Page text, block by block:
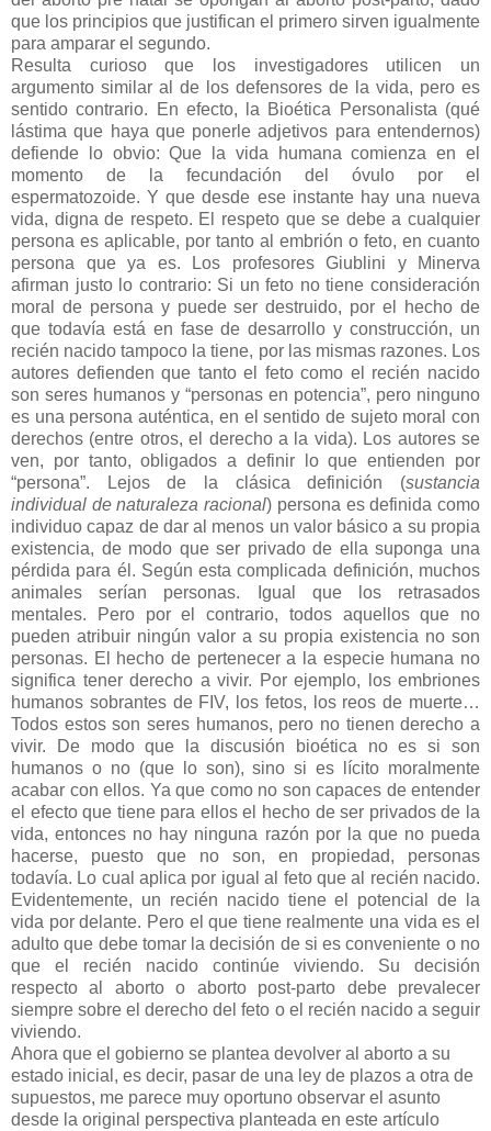
que los principios que justifican el primero sirven igualmente
para amparar el segundo.
Resulta curioso que los investigadores utilicen un
argumento similar al de los defensores de la vida, pero es
sentido contrario. En efecto, la Bioética Personalista (qué
lástima que haya que ponerle adjetivos para entendernos)
defiende lo obvio: Que la vida humana comienza en el
momento de la fecundación del óvulo por el
espermatozoide. Y que desde ese instante hay una nueva
vida, digna de respeto. El respeto que se debe a cualquier
persona es aplicable, por tanto al embrión o feto, en cuanto
persona que ya es. Los profesores Giublini y Minerva
afirman justo lo contrario: Si un feto no tiene consideración
moral de persona y puede ser destruido, por el hecho de
que todavía está en fase de desarrollo y construcción, un
recién nacido tampoco la tiene, por las mismas razones. Los
autores defienden que tanto el feto como el recién nacido
son seres humanos y “personas en potencia”, pero ninguno
es una persona auténtica, en el sentido de sujeto moral con
derechos (entre otros, el derecho a la vida). Los autores se
ven, por tanto, obligados a definir lo que entienden por
“persona”. Lejos de la clásica definición (sustancia
individual de naturaleza racional) persona es definida como
individuo capaz de dar al menos un valor básico a su propia
existencia, de modo que ser privado de ella suponga una
pérdida para él. Según esta complicada definición, muchos
animales serían personas. Igual que los retrasados
mentales. Pero por el contrario, todos aquellos que no
pueden atribuir ningún valor a su propia existencia no son
personas. El hecho de pertenecer a la especie humana no
significa tener derecho a vivir. Por ejemplo, los embriones
humanos sobrantes de FIV, los fetos, los reos de muerte…
Todos estos son seres humanos, pero no tienen derecho a
vivir. De modo que la discusión bioética no es si son
humanos o no (que lo son), sino si es lícito moralmente
acabar con ellos. Ya que como no son capaces de entender
el efecto que tiene para ellos el hecho de ser privados de la
vida, entonces no hay ninguna razón por la que no pueda
hacerse, puesto que no son, en propiedad, personas
todavía. Lo cual aplica por igual al feto que al recién nacido.
Evidentemente, un recién nacido tiene el potencial de la
vida por delante. Pero el que tiene realmente una vida es el
adulto que debe tomar la decisión de si es conveniente o no
que el recién nacido continúe viviendo. Su decisión
respecto al aborto o aborto post-parto debe prevalecer
siempre sobre el derecho del feto o el recién nacido a seguir
viviendo.
Ahora que el gobierno se plantea devolver al aborto a su
estado inicial, es decir, pasar de una ley de plazos a otra de
supuestos, me parece muy oportuno observar el asunto
desde la original perspectiva planteada en este artículo